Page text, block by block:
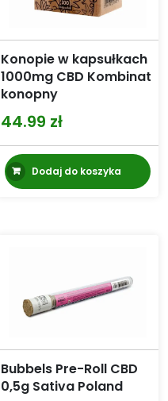
Konopie w kapsułkach
1000mg CBD Kombinat
konopny
44.99 zł
Dodaj do koszyka
Bubbels Pre-Roll CBD
0,5g Sativa Poland